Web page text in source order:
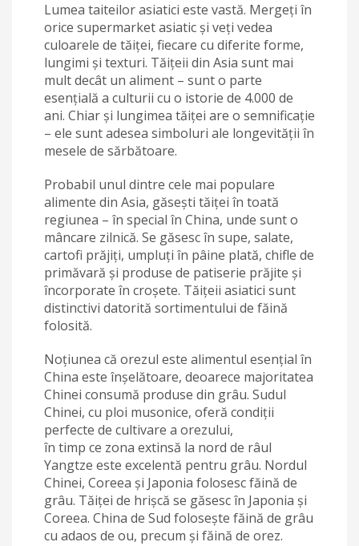
Lumea taiteilor asiatici este vastă. Mergeți în
orice supermarket asiatic și veți vedea
culoarele de tăiței, fiecare cu diferite forme,
lungimi și texturi. Tăițeii din Asia sunt mai
mult decât un aliment – sunt o parte
esențială a culturii cu o istorie de 4.000 de
ani. Chiar și lungimea tăiței are o semnificație
– ele sunt adesea simboluri ale longevității în
mesele de sărbătoare.
Probabil unul dintre cele mai populare
alimente din Asia, găsești tăiței în toată
regiunea – în special în China, unde sunt o
mâncare zilnică. Se găsesc în supe, salate,
cartofi prăjiți, umpluți în pâine plată, chifle de
primăvară și produse de patiserie prăjite și
încorporate în croșete. Tăițeii asiatici sunt
distinctivi datorită sortimentului de făină
folosită.
Noțiunea că orezul este alimentul esențial în
China este înșelătoare, deoarece majoritatea
Chinei consumă produse din grâu. Sudul
Chinei, cu ploi musonice, oferă condiții
perfecte de cultivare a orezului,
în timp ce zona extinsă la nord de râul
Yangtze este excelentă pentru grâu. Nordul
Chinei, Coreea și Japonia folosesc făină de
grâu. Tăiței de hrișcă se găsesc în Japonia și
Coreea. China de Sud folosește făină de grâu
cu adaos de ou, precum și făină de orez.